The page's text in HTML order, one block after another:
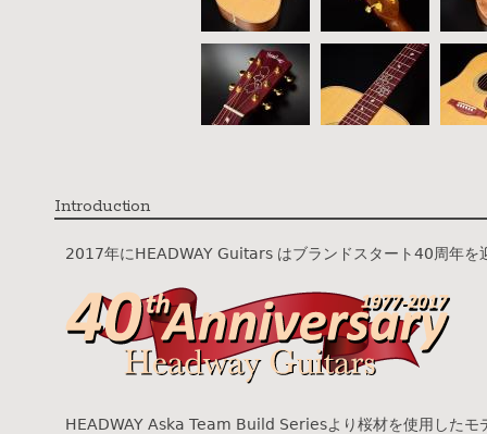
Introduction
2017年にHEADWAY Guitars はブランドスタート40周年を
HEADWAY Aska Team Build Seriesより桜材を使用したモ